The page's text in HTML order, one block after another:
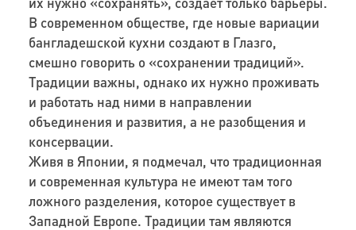
В современном обществе, где новые вариации
бангладешской кухни создают в Глазго,
смешно говорить о «сохранении традиций».
Традиции важны, однако их нужно проживать
и работать над ними в направлении
объединения и развития, а не разобщения и
консервации.
Живя в Японии, я подмечал, что традиционная
и современная культура не имеют там того
ложного разделения, которое существует в
Западной Европе. Традиции там являются